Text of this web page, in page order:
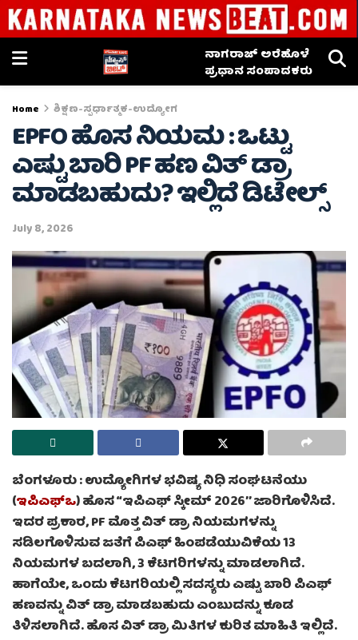
ನಾಗರಾಜ್ ಅರೆಹೊಳೆ
ಪ್ರಧಾನ ಸಂಪಾದಕರು
Home ಶಿಕ್ಷಣ-ಸ್ಪರ್ಧಾತ್ಮಕ-ಉದ್ಯೋಗ
EPFO ಹೊಸ ನಿಯಮ : ಒಟ್ಟು
ಎಷ್ಟು ಬಾರಿ PF ಹಣ ವಿತ್ ಡ್ರಾ
ಮಾಡಬಹುದು? ಇಲ್ಲಿದೆ ಡಿಟೇಲ್ಸ್
July 8, 2026
ಬೆಂಗಳೂರು :ಉದ್ಯೋಗಿಗಳ ಭವಿಷ್ಯ ನಿಧಿ ಸಂಘಟನೆಯು
(ಇಪಿಎಫ್ಒ) ಹೊಸ “ಇಪಿಎಫ್ ಸ್ಕೀಮ್ 2026’’ ಜಾರಿಗೊಳಿಸಿದೆ.
ಇದರ ಪ್ರಕಾರ, PF ಮೊತ್ತ ವಿತ್ ಡ್ರಾ ನಿಯಮಗಳನ್ನು
ಸಡಿಲಗೊಳಿಸುವ ಜತೆಗೆ ಪಿಎಫ್ ಹಿಂಪಡೆಯುವಿಕೆಯ 13
ನಿಯಮಗಳ ಬದಲಾಗಿ, 3 ಕೆಟಗರಿಗಳನ್ನು ಮಾಡಲಾಗಿದೆ.
ಹಾಗೆಯೇ, ಒಂದು ಕೆಟಗರಿಯಲ್ಲಿ ಸದಸ್ಯರು ಎಷ್ಟು ಬಾರಿ ಪಿಎಫ್
ಹಣವನ್ನು ವಿತ್ ಡ್ರಾ ಮಾಡಬಹುದು ಎಂಬುದನ್ನು ಕೂಡ
ತಿಳಿಸಲಾಗಿದೆ. ಹೊಸ ವಿತ್ ಡ್ರಾ ಮಿತಿಗಳ ಕುರಿತ ಮಾಹಿತಿ ಇಲ್ಲಿದೆ.